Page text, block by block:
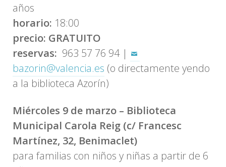
años
horario: 18:00
precio: GRATUITO
reservas: 963 57 76 94 |
bazorin@valencia.es (o directamente yendo
a la biblioteca Azorín)
Miércoles 9 de marzo – Biblioteca
Municipal Carola Reig (c/ Francesc
Martínez, 32, Benimaclet)
para familias con niños y niñas a partir de 6